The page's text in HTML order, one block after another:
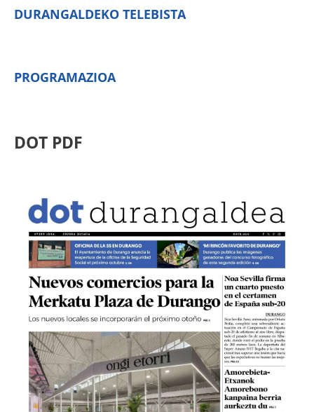
DURANGALDEKO TELEBISTA
PROGRAMAZIOA
DOT PDF